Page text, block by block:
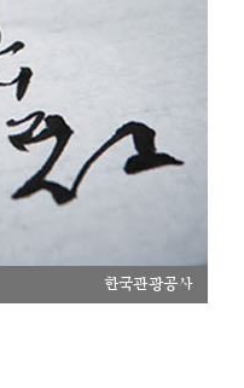
한국관광공사